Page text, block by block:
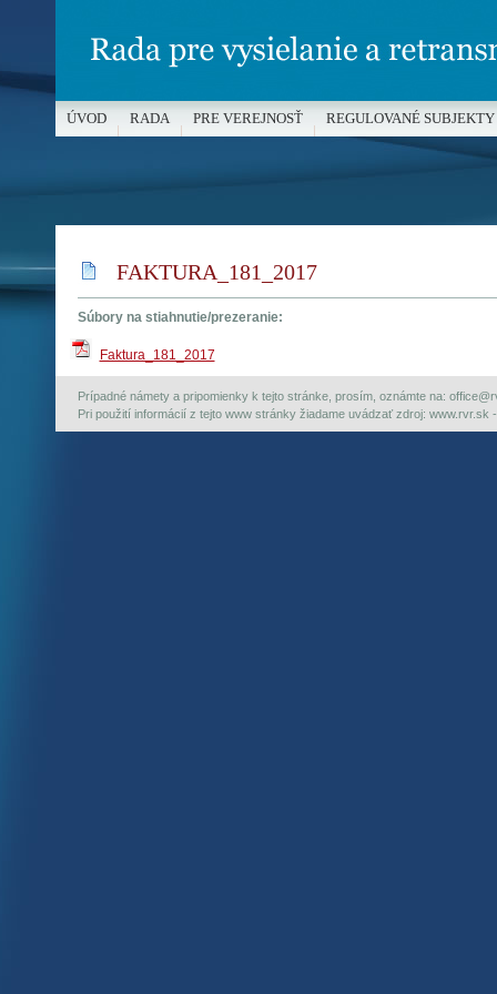
FAKTURA_181_2017
Súbory na stiahnutie/prezeranie:
Faktura_181_2017
Prípadné námety a pripomienky k tejto stránke, prosím, oznámte na:
Pri použití informácií z tejto www stránky žiadame uvádzať zdroj: www.rvr.sk
ÚVOD RADA PRE VEREJNOSŤ REGULOVANÉ SUBJEKTY